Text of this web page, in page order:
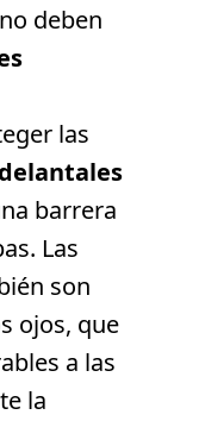
deben
las
delantales
barrera
Las
son
ojos, que
a las
la